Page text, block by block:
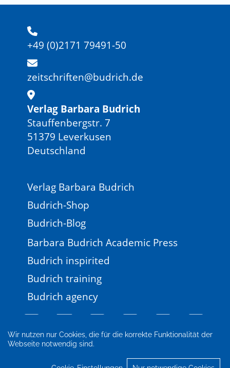
Wir nutzen nur Cookies, die für die korrekte Funktionalität der
Webseite notwendig sind.
+49 (0)2171 79491-50
zeitschriften@budrich.de
Verlag Barbara Budrich
Stauffenbergstr. 7
51379 Leverkusen
Deutschland
Verlag Barbara Budrich
Budrich-Shop
Budrich-Blog
Barbara Budrich Academic Press
Budrich inspirited
Budrich training
Budrich agency
Impressum